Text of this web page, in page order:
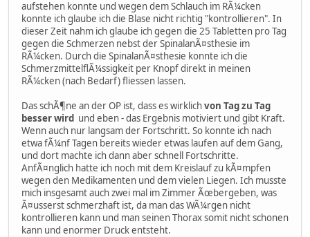
aufstehen konnte und wegen dem Schlauch im RÃ¼cken
konnte ich glaube ich die Blase nicht richtig "kontrollieren". In
dieser Zeit nahm ich glaube ich gegen die 25 Tabletten pro Tag
gegen die Schmerzen nebst der SpinalanÃ¤sthesie im
RÃ¼cken. Durch die SpinalanÃ¤sthesie konnte ich die
SchmerzmittelflÃ¼ssigkeit per Knopf direkt in meinen
RÃ¼cken (nach Bedarf) fliessen lassen.
Das schÃ¶ne an der OP ist, dass es wirklichvon Tag zu Tag
besser wird und eben - das Ergebnis motiviert und gibt Kraft.
Wenn auch nur langsam der Fortschritt. So konnte ich nach
etwa fÃ¼nf Tagen bereits wieder etwas laufen auf dem Gang,
und dort machte ich dann aber schnell Fortschritte.
AnfÃ¤nglich hatte ich noch mit dem Kreislauf zu kÃ¤mpfen
wegen den Medikamenten und dem vielen Liegen. Ich musste
mich insgesamt auch zwei mal im Zimmer Ãœbergeben, was
Ã¤usserst schmerzhaft ist, da man das WÃ¼rgen nicht
kontrollieren kann und man seinen Thorax somit nicht schonen
kann und enormer Druck entsteht.